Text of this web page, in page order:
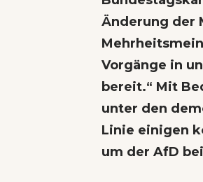
Änderung der
Vorgänge in
bereit.“ Mit
unter den
Linie einigen
um der AfD